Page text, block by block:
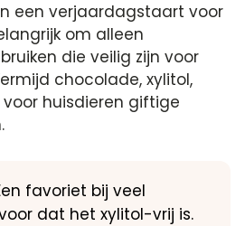
een verjaardagstaart voor
om alleen
die veilig zijn voor
chocolade, xylitol,
huisdieren giftige
favoriet bij veel
dat het xylitol-vrij is.